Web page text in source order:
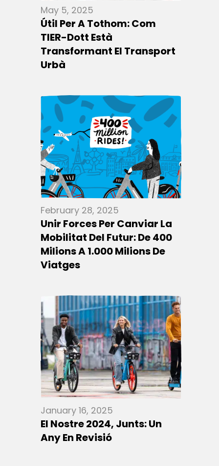
May 5, 2025
Útil Per A Tothom: Com
TIER-Dott Està
Transformant El Transport
Urbà
February 28, 2025
Unir Forces Per Canviar La
Mobilitat Del Futur: De 400
Milions A 1.000 Milions De
Viatges
January 16, 2025
El Nostre 2024, Junts: Un
Any En Revisió